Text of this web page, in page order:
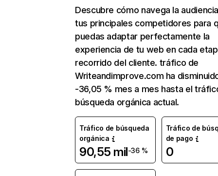
Descubre cómo navega la
tus principales competidores para
puedas adaptar perfectamente la
experiencia de tu web en cada
recorrido del cliente. tráfico de
Writeandimprove.com ha
-36,05 % mes a mes hasta el
búsqueda orgánica actual.
Tráfico de búsqueda
orgánica
90,55 mil-36 %
Tráfico de
de pago
0